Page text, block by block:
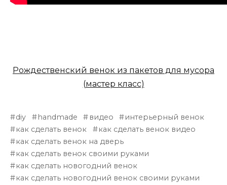
Рождественский венок из пакетов для мусора
(мастер класс)
diy handmade видео
интерьерный венок
как сделать венок
как сделать венок видео
как сделать венок на дверь
как сделать венок своими руками
как сделать новогодний венок
как сделать новогодний венок своими руками